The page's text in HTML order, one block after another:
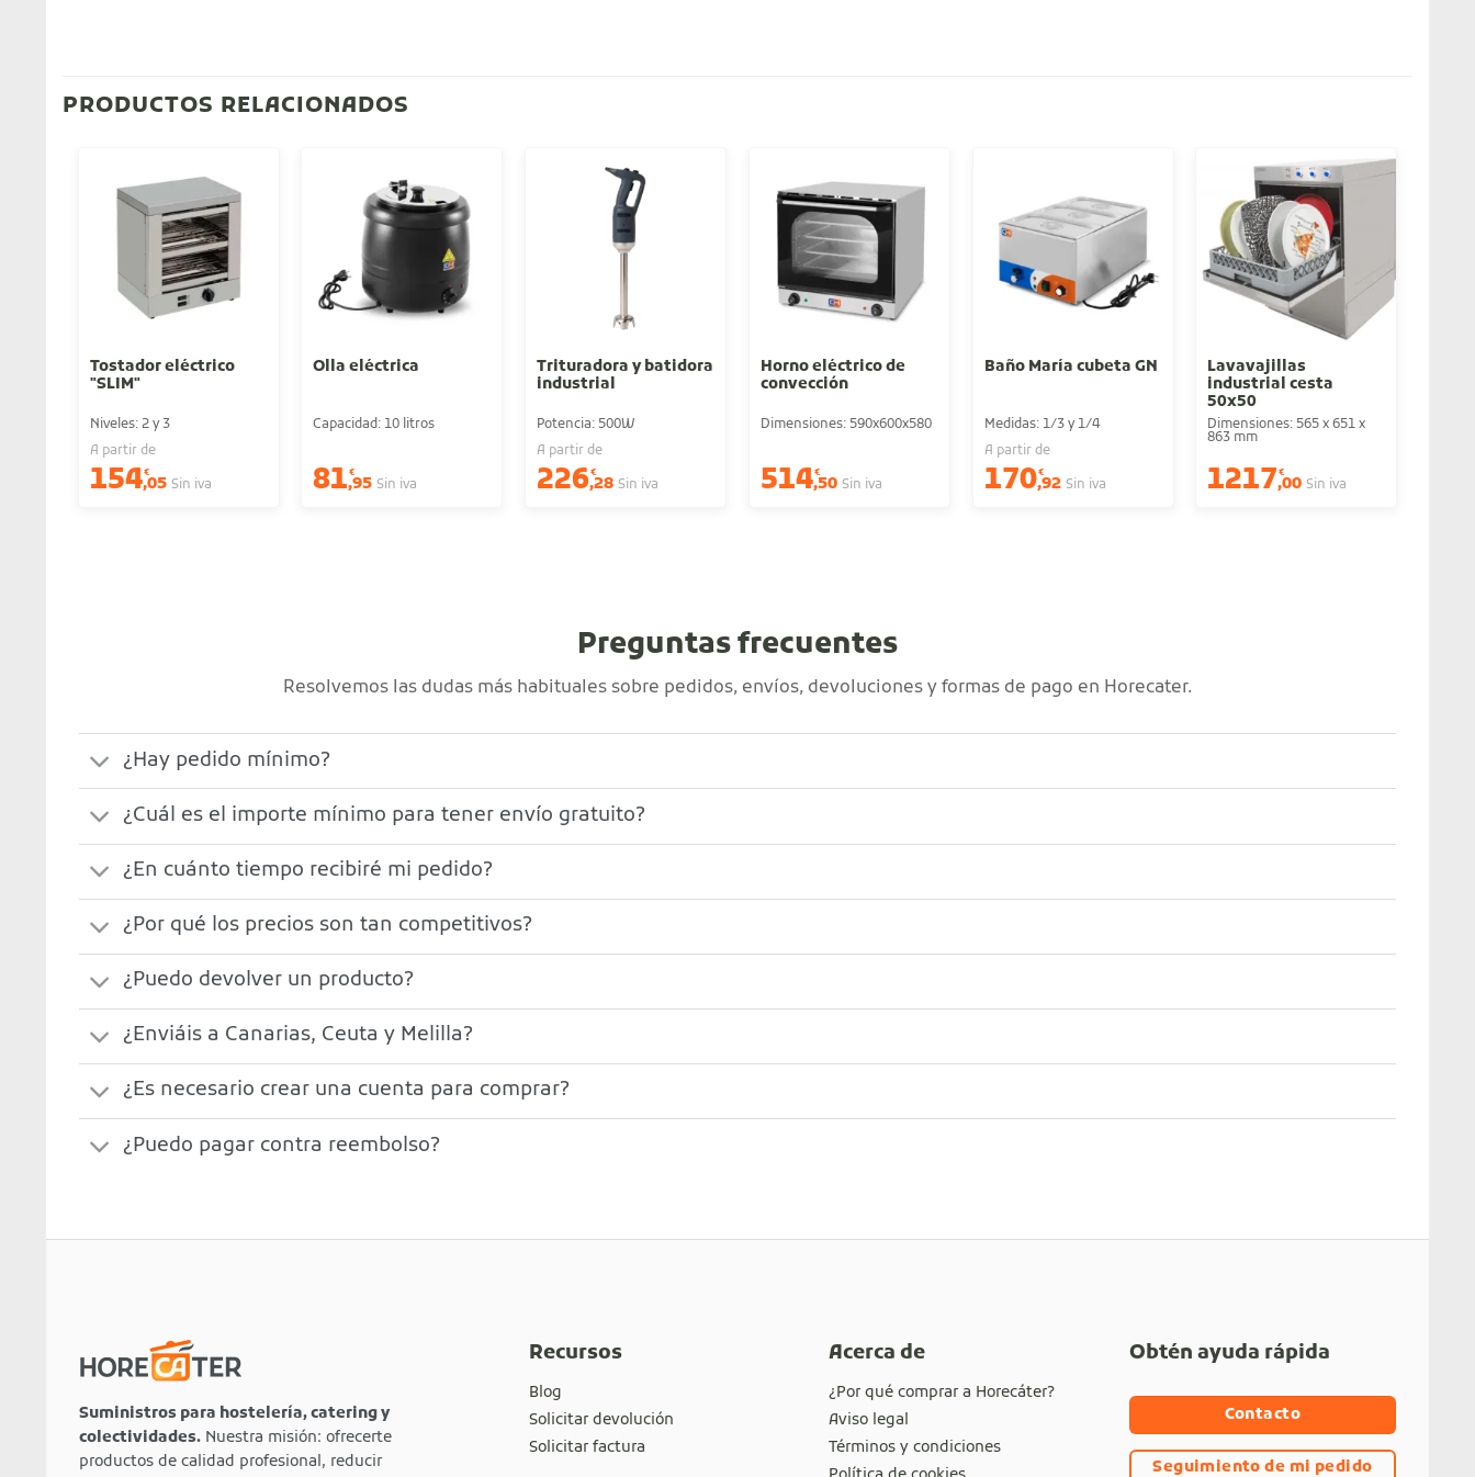
PRODUCTOS RELACIONADOS
Tostador eléctrico
"SLIM"
Niveles: 2 y 3
A partir de
154€
,05 Sin iva
Olla eléctrica
Capacidad: 10 litros
81€
,95 Sin iva
Trituradora y batidora
industrial
Potencia: 500W
A partir de
226€
,28 Sin iva
Horno eléctrico de
convección
Dimensiones: 590x600x580
514€
,50 Sin iva
Baño María cubeta GN
Medidas: 1/3 y 1/4
A partir de
170€
,92 Sin iva
Lavavajillas
industrial cesta
50x50
Dimensiones: 565 x 651 x
863 mm
1217€
,00 Sin iva
Preguntas frecuentes
Resolvemos las dudas más habituales sobre pedidos, envíos, devoluciones y formas de pago en Horecater.
¿Hay pedido mínimo?
¿Cuál es el importe mínimo para tener envío gratuito?
¿En cuánto tiempo recibiré mi pedido?
¿Por qué los precios son tan competitivos?
¿Puedo devolver un producto?
¿Enviáis a Canarias, Ceuta y Melilla?
¿Es necesario crear una cuenta para comprar?
¿Puedo pagar contra reembolso?
Suministros para hostelería, catering y
colectividades. Nuestra misión: ofrecerte
productos de calidad profesional, reducir
Recursos
Blog
Solicitar devolución
Solicitar factura
Acerca de
¿Por qué comprar a Horecáter?
Aviso legal
Términos y condiciones
Obtén ayuda rápida
Contacto
Seguimiento de mi pedido